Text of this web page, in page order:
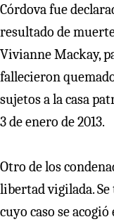
Córdova fue
resultado de
Vivianne Mackay,
fallecieron
sujetos a la casa
3 de enero de 2013.
Otro de los
libertad vigilada.
cuyo caso se